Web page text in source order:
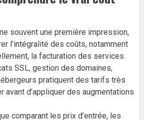
souvent une première impression,
l’intégralité des coûts, notamment
la facturation des services
SSL, gestion des domaines,
pratiquent des tarifs très
avant d’appliquer des augmentations
comparant les prix d’entrée, les